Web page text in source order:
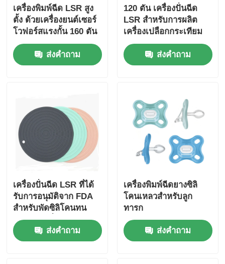
เครื่องพิมพ์ฉีด LSR สูง
ตั้ง ด้วยเครื่องยนต์เซอร์
โวฟอร์สแรงกั้น 160 ตัน
และความแม่นยําสูง
ส่งคำถาม
120 ตัน เครื่องปั่นฉีด
LSR สําหรับการผลิต
เครื่องเปลือกกระเทียม
อัตโนมัติระดับอาหาร
ส่งคำถาม
เครื่องปั่นฉีด LSR ที่ได้
รับการอนุมัติจาก FDA
สําหรับพัดซิลิโคนทน
ความร้อนที่มีแรงกด 120
ตัน
ส่งคำถาม
เครื่องพิมพ์ฉีดยางซิลิ
โคนเหลวสําหรับลูก
ทารก
ส่งคำถาม